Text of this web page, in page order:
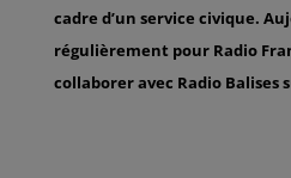
cadre d’un service civique.
régulièrement pour Radio
collaborer avec Radio Balises